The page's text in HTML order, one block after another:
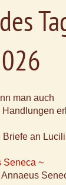
man auch
Briefe an
Seneca ~